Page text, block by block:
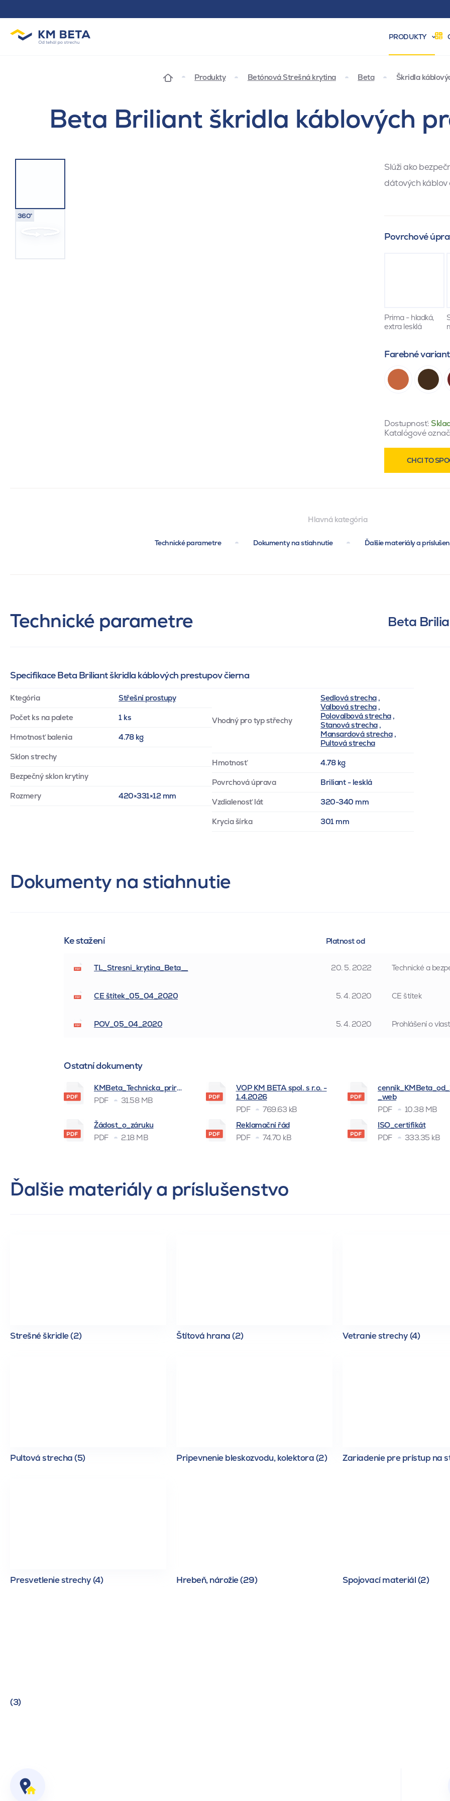
PRODUKTY
Produkty Betónová Strešná krytina Beta Škridla
Beta Briliant škridla káblových
360°
Slúži ako
dátových
Povrchové
Prima - hladká,
extra lesklá
Farebné
Dostupnosť:
Katalógové
CHCI TO
Hlavná kategória
Technické parametre Dokumenty na stiahnutie Ďalšie materiály a
Technické parametre Beta
Specifikace Beta Briliant škridla káblových prestupov čierna
Ktegória Střešní prostupy
Počet ks na palete 1 ks
Hmotnosť balenia 4.78 kg
Sklon strechy
Bezpečný sklon krytiny
Rozmery 420×331×12 mm
Vhodný pro typ střechy
Sedlová strecha,
Valbová strecha,
Polovalbová strecha,
Stanová strecha,
Mansardová strecha,
Pultová strecha
Hmotnosť 4.78 kg
Povrchová úprava Briliant - lesklá
Vzdialenosť lát 320-340 mm
Krycia šírka 301 mm
Dokumenty na stiahnutie
Ke stažení
TL_Stresni_krytina_Beta__
Platnost od
20. 5. 2022 Technické a
CE štítek_05_04_2020 5. 4. 2020 CE štítek
POV_05_04_2020 5. 4. 2020 Prohlášení o
Ostatní dokumenty
KMBeta_Technicka_prirucka_BSK_
PDF
31.58 MB
VOP KM BETA spol. s r.o. -
1.4.2026
PDF
769.63 kB
_web
PDF
10.38 MB
Žádost_o_záruku
PDF
2.18 MB
Reklamační řád
PDF
74.70 kB
ISO_certifikát
PDF
333.35 kB
Ďalšie materiály a príslušenstvo
Strešné škridle (2) Štítová hrana (2) Vetranie strechy (4)
Pultová strecha (5) Pripevnenie bleskozvodu, kolektora (2) Zariadenie pre prístup na
Presvetlenie strechy (4) Hrebeň, nárožie (29) Spojovací materiál (2)
(3)